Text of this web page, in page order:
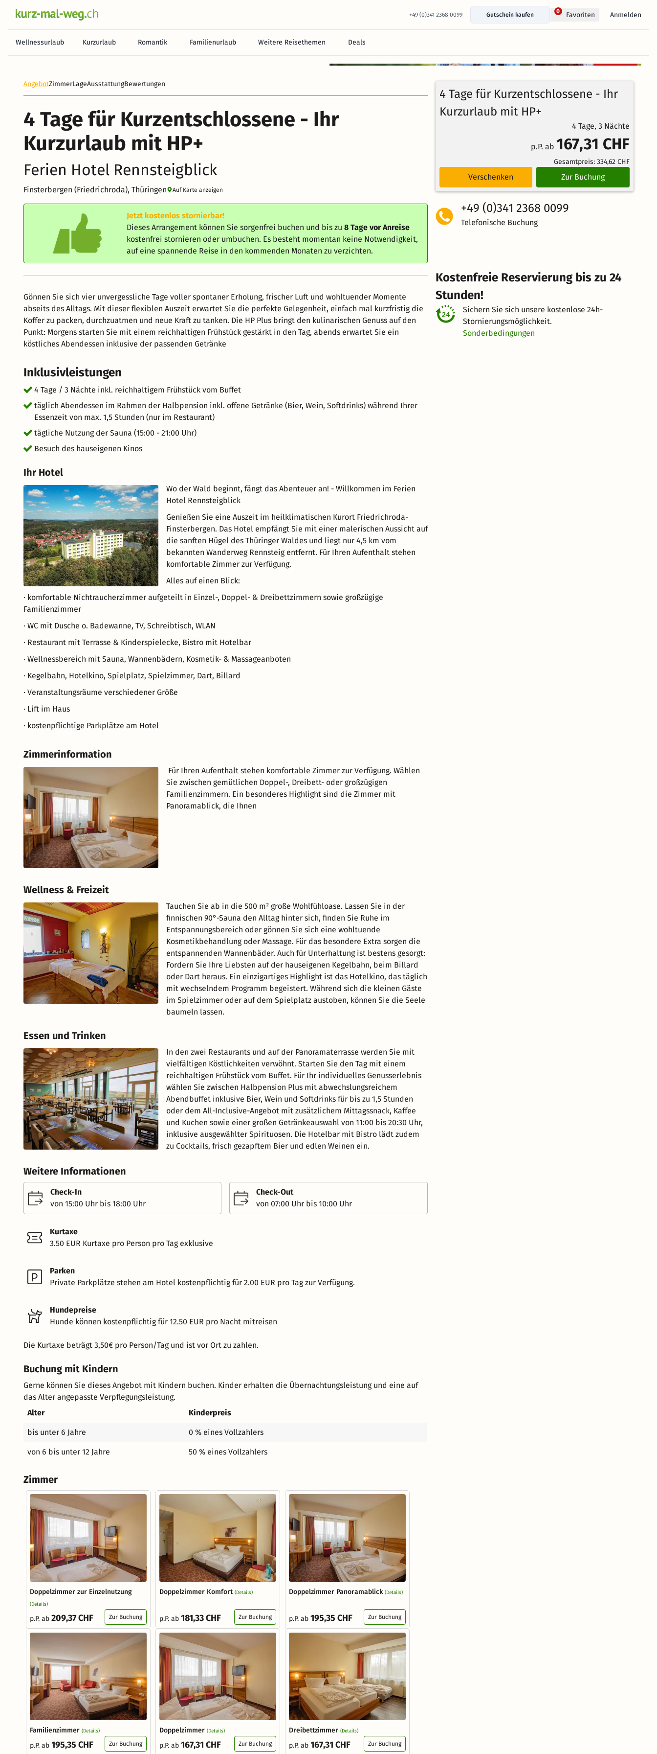
+49 (0)341 2368 0099 Gutschein kaufen
0 Favoriten Anmelden
Wellnessurlaub Kurzurlaub Romantik Familienurlaub Weitere Reisethemen Deals
93%
Weiterempfehlung
Bewertungen
4/5
stornierbar
AngebotZimmerLageAusstattungBewertungen
4 Tage für Kurzentschlossene - Ihr
Kurzurlaub mit HP+
Ferien Hotel Rennsteigblick
Finsterbergen (Friedrichroda), Thüringen Auf Karte anzeigen
Jetzt kostenlos stornierbar!
Dieses Arrangement können Sie sorgenfrei buchen und bis zu8 Tage vor Anreise
kostenfrei stornieren oder umbuchen. Es besteht momentan keine Notwendigkeit,
auf eine spannende Reise in den kommenden Monaten zu verzichten.
Gönnen Sie sich vier unvergessliche Tage voller spontaner Erholung, frischer Luft und wohltuender Momente
abseits des Alltags. Mit dieser flexiblen Auszeit erwartet Sie die perfekte Gelegenheit, einfach mal kurzfristig die
Koffer zu packen, durchzuatmen und neue Kraft zu tanken. Die HP Plus bringt den kulinarischen Genuss auf den
Punkt: Morgens starten Sie mit einem reichhaltigen Frühstück gestärkt in den Tag, abends erwartet Sie ein
köstliches Abendessen inklusive der passenden Getränke
Inklusivleistungen
4 Tage / 3 Nächte inkl. reichhaltigem Frühstück vom Buffet
täglich Abendessen im Rahmen der Halbpension inkl. offene Getränke (Bier, Wein, Softdrinks) während Ihrer
Essenzeit von max. 1,5 Stunden (nur im Restaurant)
tägliche Nutzung der Sauna (15:00 - 21:00 Uhr)
Besuch des hauseigenen Kinos
Ihr Hotel
Wo der Wald beginnt, fängt das Abenteuer an! - Willkommen im Ferien
Hotel Rennsteigblick
Genießen Sie eine Auszeit im heilklimatischen Kurort Friedrichroda-
Finsterbergen. Das Hotel empfängt Sie mit einer malerischen Aussicht auf
die sanften Hügel des Thüringer Waldes und liegt nur 4,5 km vom
bekannten Wanderweg Rennsteig entfernt. Für Ihren Aufenthalt stehen
komfortable Zimmer zur Verfügung.
Alles auf einen Blick:
· komfortable Nichtraucherzimmer aufgeteilt in Einzel-, Doppel- & Dreibettzimmern sowie großzügige
Familienzimmer
· WC mit Dusche o. Badewanne, TV, Schreibtisch, WLAN
· Restaurant mit Terrasse & Kinderspielecke, Bistro mit Hotelbar
· Wellnessbereich mit Sauna, Wannenbädern, Kosmetik- & Massageanboten
· Kegelbahn, Hotelkino, Spielplatz, Spielzimmer, Dart, Billard
· Veranstaltungsräume verschiedener Größe
· Lift im Haus
· kostenpflichtige Parkplätze am Hotel
Zimmerinformation
Für Ihren Aufenthalt stehen komfortable Zimmer zur Verfügung. Wählen
Sie zwischen gemütlichen Doppel-, Dreibett- oder großzügigen
Familienzimmern. Ein besonderes Highlight sind die Zimmer mit
Panoramablick, die Ihnen
Wellness & Freizeit
Tauchen Sie ab in die 500 m² große Wohlfühloase. Lassen Sie in der
finnischen 90°-Sauna den Alltag hinter sich, finden Sie Ruhe im
Entspannungsbereich oder gönnen Sie sich eine wohltuende
Kosmetikbehandlung oder Massage. Für das besondere Extra sorgen die
entspannenden Wannenbäder. Auch für Unterhaltung ist bestens gesorgt:
Fordern Sie Ihre Liebsten auf der hauseigenen Kegelbahn, beim Billard
oder Dart heraus. Ein einzigartiges Highlight ist das Hotelkino, das täglich
mit wechselndem Programm begeistert. Während sich die kleinen Gäste
im Spielzimmer oder auf dem Spielplatz austoben, können Sie die Seele
baumeln lassen.
Essen und Trinken
In den zwei Restaurants und auf der Panoramaterrasse werden Sie mit
vielfältigen Köstlichkeiten verwöhnt. Starten Sie den Tag mit einem
reichhaltigen Frühstück vom Buffet. Für Ihr individuelles Genusserlebnis
wählen Sie zwischen Halbpension Plus mit abwechslungsreichem
Abendbuffet inklusive Bier, Wein und Softdrinks für bis zu 1,5 Stunden
oder dem All-Inclusive-Angebot mit zusätzlichem Mittagssnack, Kaffee
und Kuchen sowie einer großen Getränkeauswahl von 11:00 bis 20:30 Uhr,
inklusive ausgewählter Spirituosen. Die Hotelbar mit Bistro lädt zudem
zu Cocktails, frisch gezapftem Bier und edlen Weinen ein.
Weitere Informationen
Check-In
von 15:00 Uhr bis 18:00 Uhr
Check-Out
von 07:00 Uhr bis 10:00 Uhr
Kurtaxe
3.50 EUR Kurtaxe pro Person pro Tag exklusive
Parken
Private Parkplätze stehen am Hotel kostenpflichtig für 2.00 EUR pro Tag zur Verfügung.
Hundepreise
Hunde können kostenpflichtig für 12.50 EUR pro Nacht mitreisen
Die Kurtaxe beträgt 3,50€ pro Person/Tag und ist vor Ort zu zahlen.
Buchung mit Kindern
Gerne können Sie dieses Angebot mit Kindern buchen. Kinder erhalten die Übernachtungsleistung und eine auf
das Alter angepasste Verpflegungsleistung.
Alter
Kinderpreis
bis unter 6 Jahre 0 % eines Vollzahlers
von 6 bis unter 12 Jahre 50 % eines Vollzahlers
Zimmer
Doppelzimmer zur Einzelnutzung
(Details)
p.P. ab 209,37 CHF Zur Buchung
Doppelzimmer Komfort (Details)
p.P. ab 181,33 CHF Zur Buchung
Doppelzimmer Panoramablick (Details)
p.P. ab 195,35 CHF Zur Buchung
Familienzimmer (Details)
p.P. ab 195,35 CHF Zur Buchung
Doppelzimmer (Details)
p.P. ab 167,31 CHF Zur Buchung
Dreibettzimmer (Details)
p.P. ab 167,31 CHF Zur Buchung
4 Tage für Kurzentschlossene - Ihr
Kurzurlaub mit HP+
4 Tage, 3 Nächte
p.P. ab 167,31 CHF
Gesamtpreis: 334,62 CHF
Verschenken Zur Buchung
+49 (0)341 2368 0099
Telefonische Buchung
Kostenfreie Reservierung bis zu 24
Stunden!
Sichern Sie sich unsere kostenlose 24h-
Stornierungsmöglichkeit.
Sonderbedingungen